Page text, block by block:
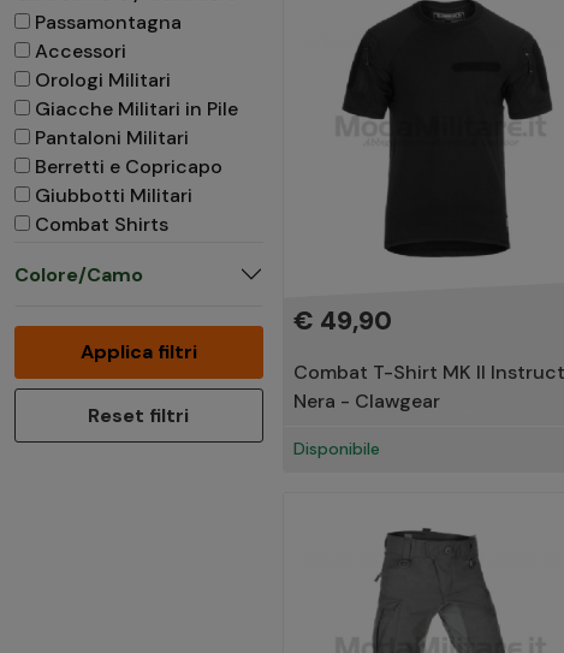
€ 49,90
Combat T-Shirt MK II
Nera - Clawgear
Disponibile
Passamontagna
Accessori
Orologi Militari
Giacche Militari in Pile
Pantaloni Militari
Berretti e Copricapo
Giubbotti Militari
Combat Shirts
T-Shirts Mimetiche
Patch Softair
Batterie e Caricabatterie
Colore/Camo
Applica filtri
Reset filtri